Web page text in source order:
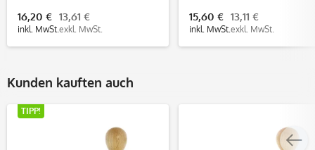
16,20 €
inkl. MwSt.
13,61 €
exkl. MwSt.
15,60 €
inkl. MwSt.
13,11 €
exkl. MwSt.
Kunden kauften auch
TIPP!